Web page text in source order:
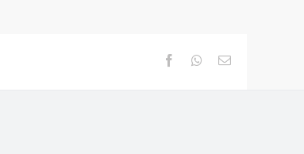
FacebookWhatsapp
Email